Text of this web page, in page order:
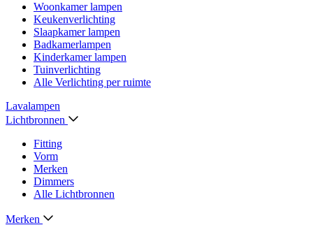
Woonkamer lampen
Keukenverlichting
Slaapkamer lampen
Badkamerlampen
Kinderkamer lampen
Tuinverlichting
Alle Verlichting per ruimte
Lavalampen
Lichtbronnen
Fitting
Vorm
Merken
Dimmers
Alle Lichtbronnen
Merken